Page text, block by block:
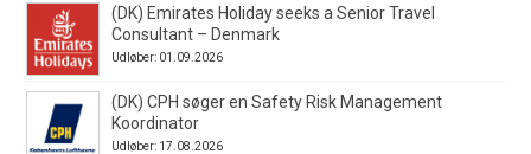
(DK) Emirates Holiday seeks a Senior Travel
Consultant – Denmark
Udløber: 01.09.2026
(DK) CPH søger en Safety Risk Management
Koordinator
Udløber: 17.08.2026